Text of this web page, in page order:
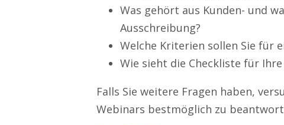
Was gehört aus Kunden- und
Ausschreibung?
Welche Kriterien sollen Sie für
Wie sieht die Checkliste für
Falls Sie weitere Fragen haben,
Webinars bestmöglich zu